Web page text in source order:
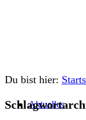
Aktuelles
Du bist hier: